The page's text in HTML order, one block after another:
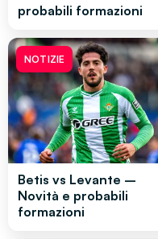
probabili formazioni
NOTIZIE
Betis vs Levante –
Novità e probabili
formazioni